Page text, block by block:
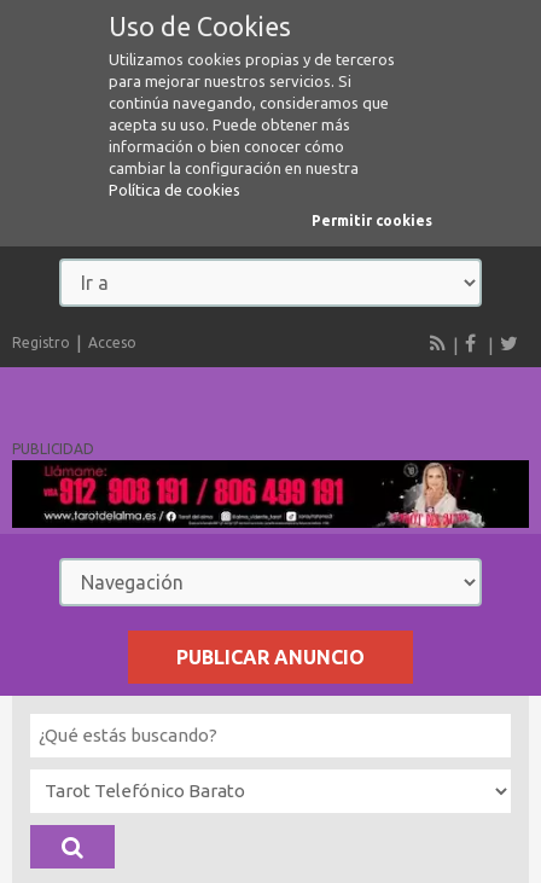
Uso de Cookies
Utilizamos cookies propias y de terceros
para mejorar nuestros servicios. Si
continúa navegando, consideramos que
acepta su uso. Puede obtener más
información o bien conocer cómo
cambiar la configuración en nuestra
Política de cookies
Permitir cookies
Registro Acceso
PUBLICIDAD
PUBLICAR ANUNCIO